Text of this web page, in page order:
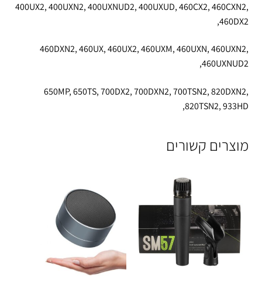
400UX2, 400UXN2, 400UXNUD2, 400UXUD, 460CX2, 460CXN2,
460DX2,
460DXN2, 460UX, 460UX2, 460UXM, 460UXN, 460UXN2,
460UXNUD2,
650MP, 650TS, 700DX2, 700DXN2, 700TSN2, 820DXN2,
820TSN2, 933HD,
מוצרים קשורים